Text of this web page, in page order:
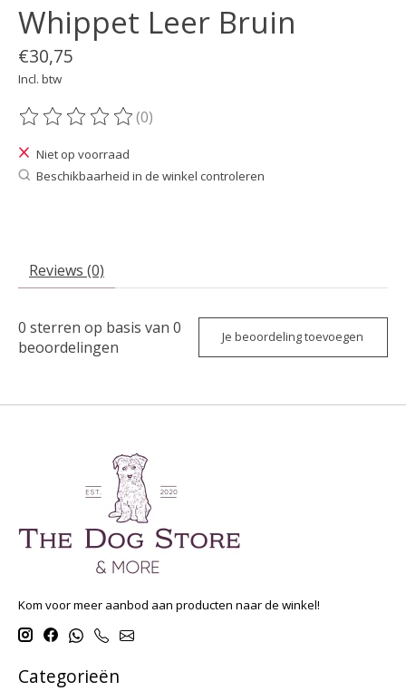
Whippet Leer Bruin
€30,75
Incl. btw
De beoordeling van dit product is
(0)
Niet op voorraad
Beschikbaarheid in de winkel controleren
Reviews (0)
0 sterren op basis van 0
beoordelingen
Je beoordeling toevoegen
Kom voor meer aanbod aan producten naar de winkel!
Categorieën